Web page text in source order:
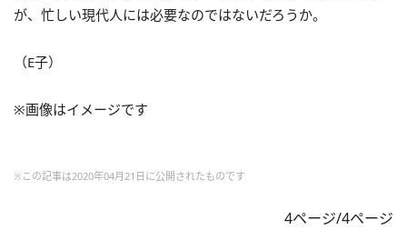
が、忙しい現代人には必要なのではないだろうか。
（E子）
※画像はイメージです
※この記事は2020年04月21日に公開されたものです
4ページ/4ページ